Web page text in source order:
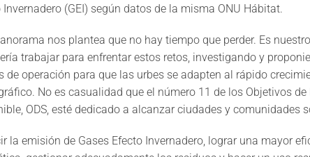
Invernadero (GEI) según datos de la misma ONU Hábitat.
nos plantea que no hay tiempo que perder. Es
trabajar para enfrentar estos retos, investigando y
de operación para que las urbes se adapten al rápido
No es casualidad que el número 11 de los Objetivos de
ODS, esté dedicado a alcanzar ciudades y comunidades
la emisión de Gases Efecto Invernadero, lograr una mayor